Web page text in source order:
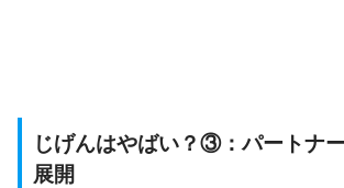
じげんはやばい？③：パートナ
展開